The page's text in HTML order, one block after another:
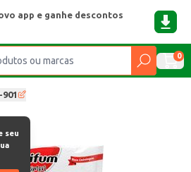
app e ganhe descontos
0
901
seu